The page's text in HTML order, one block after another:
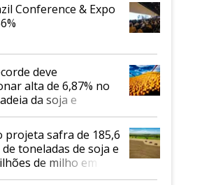
Conference & Expo
deve
alta de 6,87% no
da soja e
em 2026
projeta safra de 185,6
toneladas de soja e
de milho em